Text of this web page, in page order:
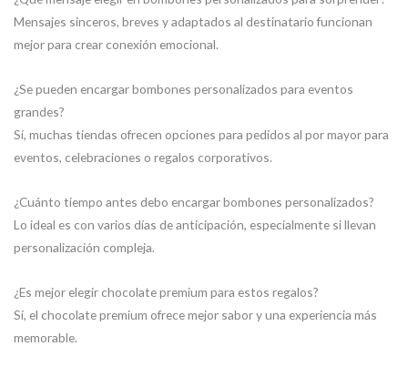
Mensajes sinceros, breves y adaptados al destinatario funcionan
mejor para crear conexión emocional.
¿Se pueden encargar bombones personalizados para eventos
grandes?
Sí, muchas tiendas ofrecen opciones para pedidos al por mayor para
eventos, celebraciones o regalos corporativos.
¿Cuánto tiempo antes debo encargar bombones personalizados?
Lo ideal es con varios días de anticipación, especialmente si llevan
personalización compleja.
¿Es mejor elegir chocolate premium para estos regalos?
Sí, el chocolate premium ofrece mejor sabor y una experiencia más
memorable.